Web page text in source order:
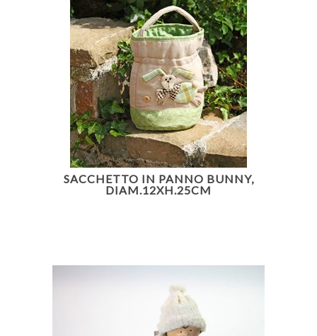
SACCHETTO IN PANNO BUNNY,
DIAM.12XH.25CM